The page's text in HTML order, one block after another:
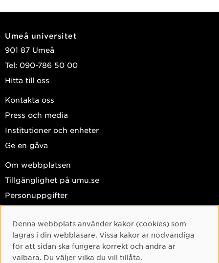
Umeå universitet
901 87 Umeå
Tel: 090-786 50 00
Hitta till oss
Kontakta oss
Press och media
Institutioner och enheter
Ge en gåva
Om webbplatsen
Tillgänglighet på umu.se
Personuppgifter
Facebook
Instagram
TikTok
Cookie-samtycke
Denna webbplats använder kakor (cookies) som
lagras i din webbläsare. Vissa kakor är nödvändiga
för att sidan ska fungera korrekt och andra är
valbara. Du väljer vilka du vill tillåta.